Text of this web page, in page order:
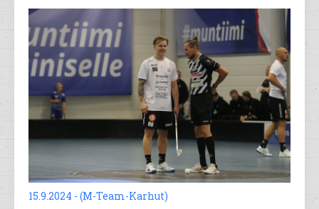
15.9.2024 - (M-Team-Karhut)